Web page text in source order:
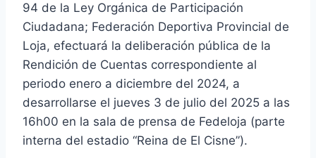
94 de la Ley Orgánica de Participación
Ciudadana; Federación Deportiva Provincial de
Loja, efectuará la deliberación pública de la
Rendición de Cuentas correspondiente al
periodo enero a diciembre del 2024, a
desarrollarse el jueves 3 de julio del 2025 a las
16h00 en la sala de prensa de Fedeloja (parte
interna del estadio “Reina de El Cisne”).